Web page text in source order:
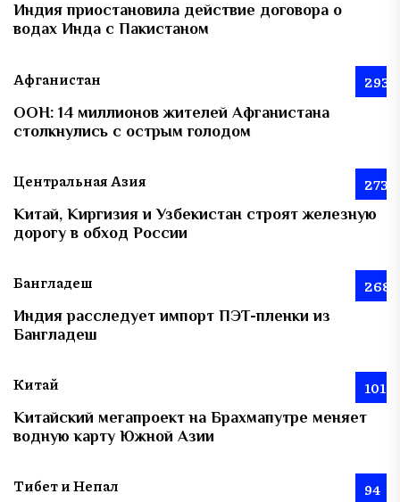
Индия приостановила действие договора о
водах Инда с Пакистаном
Афганистан 293
ООН: 14 миллионов жителей Афганистана
столкнулись с острым голодом
Центральная Азия 273
Китай, Киргизия и Узбекистан строят железную
дорогу в обход России
Бангладеш 268
Индия расследует импорт ПЭТ-пленки из
Бангладеш
Китай 101
Китайский мегапроект на Брахмапутре меняет
водную карту Южной Азии
Тибет и Непал 94